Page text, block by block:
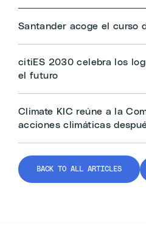
Santander acoge el curso
citiES 2030 celebra los
el futuro
Climate KIC reúne a la
acciones climáticas
BACK TO ALL ARTICLES